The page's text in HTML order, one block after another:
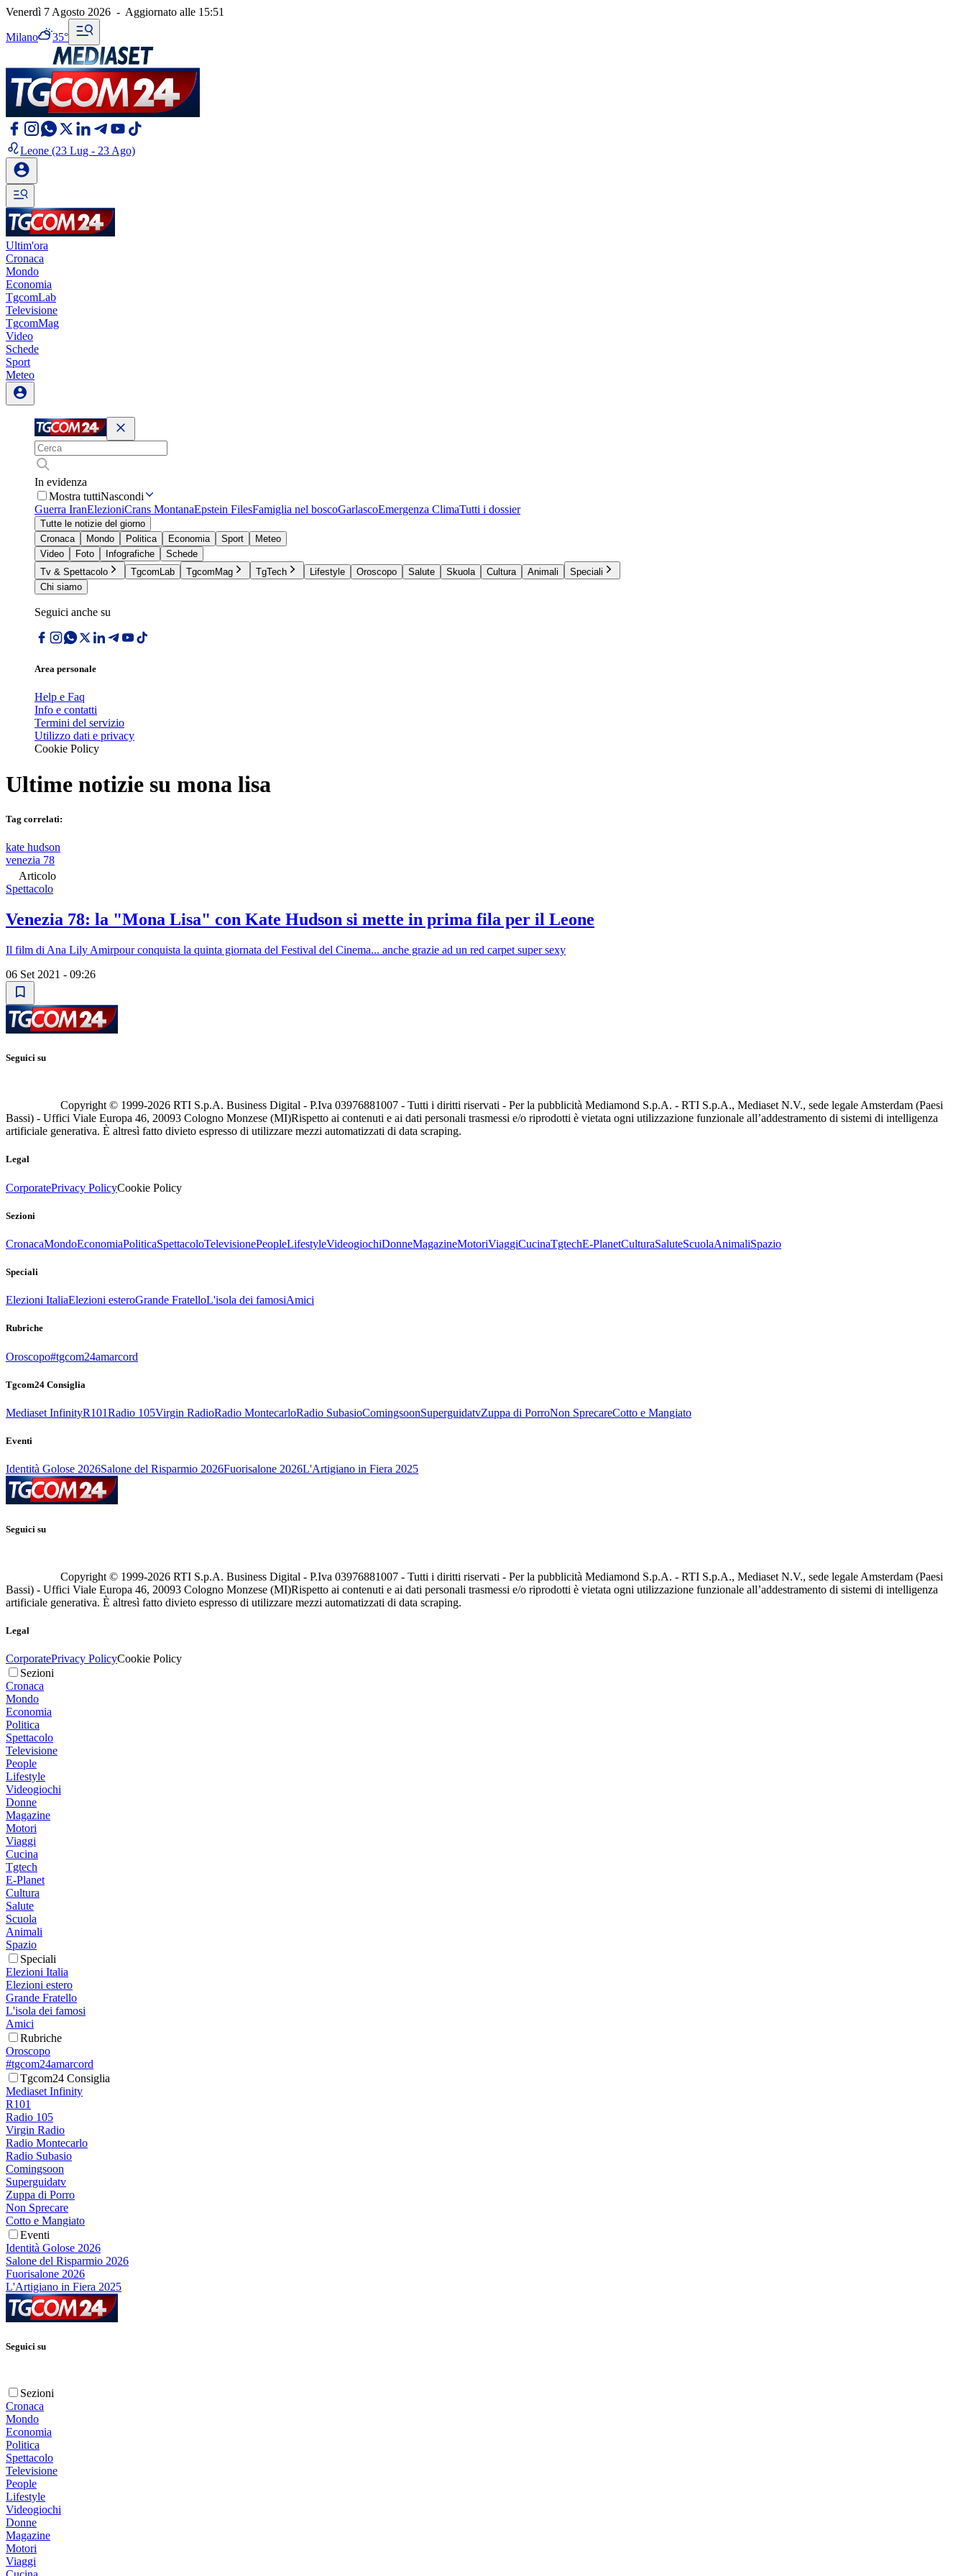
Venerdì 7 Agosto 2026 - Aggiornato alle 15:51
Milano 35°
Leone (23 Lug - 23 Ago)
Ultim'ora
Cronaca
Mondo
Economia
TgcomLab
Televisione
TgcomMag
Video
Schede
Sport
Meteo
In evidenza
Mostra tuttiNascondi
Guerra IranElezioniCrans MontanaEpstein FilesFamiglia nel boscoGarlascoEmergenza ClimaTutti i dossier
Tutte le notizie del giorno
Cronaca
Mondo Politica Economia Sport
Meteo
Video
Foto Infografiche
Schede
Tv & Spettacolo
TgcomLab TgcomMag TgTech Lifestyle Oroscopo Salute Skuola Cultura Animali
Speciali
Chi siamo
Seguici anche su
Area personale
Help e Faq
Info e contatti
Termini del servizio
Utilizzo dati e privacy
Cookie Policy
Ultime notizie su mona lisa
Tag correlati:
kate hudson
venezia 78
Articolo
Spettacolo
Venezia 78: la "Mona Lisa" con Kate Hudson si mette in prima fila per il Leone
Il film di Ana Lily Amirpour conquista la quinta giornata del Festival del Cinema... anche grazie ad un red carpet super sexy
06 Set 2021 - 09:26
Seguici su
Copyright © 1999-2026 RTI S.p.A. Business Digital - P.Iva 03976881007 - Tutti i diritti riservati - Per la pubblicità Mediamond S.p.A. - RTI S.p.A., Mediaset N.V., sede legale Amsterdam (Paesi
Bassi) - Uffici Viale Europa 46, 20093 Cologno Monzese (MI)Rispetto ai contenuti e ai dati personali trasmessi e/o riprodotti è vietata ogni utilizzazione funzionale all’addestramento di sistemi di intelligenza
artificiale generativa. È altresì fatto divieto espresso di utilizzare mezzi automatizzati di data scraping.
Legal
CorporatePrivacy PolicyCookie Policy
Sezioni
CronacaMondoEconomiaPoliticaSpettacoloTelevisionePeopleLifestyleVideogiochiDonneMagazineMotoriViaggiCucinaTgtechE-PlanetCulturaSaluteScuolaAnimaliSpazio
Speciali
Elezioni ItaliaElezioni esteroGrande FratelloL'isola dei famosiAmici
Rubriche
Oroscopo#tgcom24amarcord
Tgcom24 Consiglia
Mediaset InfinityR101Radio 105Virgin RadioRadio MontecarloRadio SubasioComingsoonSuperguidatvZuppa di PorroNon SprecareCotto e Mangiato
Eventi
Identità Golose 2026Salone del Risparmio 2026Fuorisalone 2026L'Artigiano in Fiera 2025
Seguici su
Copyright © 1999-2026 RTI S.p.A. Business Digital - P.Iva 03976881007 - Tutti i diritti riservati - Per la pubblicità Mediamond S.p.A. - RTI S.p.A., Mediaset N.V., sede legale Amsterdam (Paesi
Bassi) - Uffici Viale Europa 46, 20093 Cologno Monzese (MI)Rispetto ai contenuti e ai dati personali trasmessi e/o riprodotti è vietata ogni utilizzazione funzionale all’addestramento di sistemi di intelligenza
artificiale generativa. È altresì fatto divieto espresso di utilizzare mezzi automatizzati di data scraping.
Legal
CorporatePrivacy PolicyCookie Policy
Sezioni
Cronaca
Mondo
Economia
Politica
Spettacolo
Televisione
People
Lifestyle
Videogiochi
Donne
Magazine
Motori
Viaggi
Cucina
Tgtech
E-Planet
Cultura
Salute
Scuola
Animali
Spazio
Speciali
Elezioni Italia
Elezioni estero
Grande Fratello
L'isola dei famosi
Amici
Rubriche
Oroscopo
#tgcom24amarcord
Tgcom24 Consiglia
Mediaset Infinity
R101
Radio 105
Virgin Radio
Radio Montecarlo
Radio Subasio
Comingsoon
Superguidatv
Zuppa di Porro
Non Sprecare
Cotto e Mangiato
Eventi
Identità Golose 2026
Salone del Risparmio 2026
Fuorisalone 2026
L'Artigiano in Fiera 2025
Seguici su
Sezioni
Cronaca
Mondo
Economia
Politica
Spettacolo
Televisione
People
Lifestyle
Videogiochi
Donne
Magazine
Motori
Viaggi